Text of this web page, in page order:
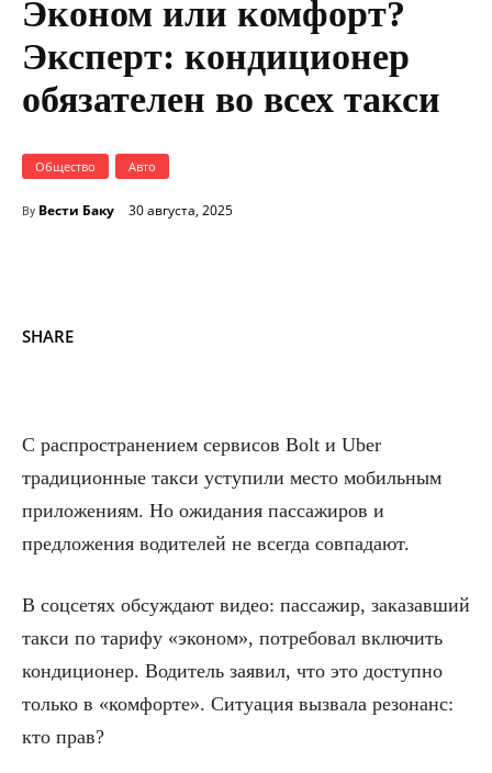
Эконом или комфорт?
Эксперт: кондиционер
обязателен во всех такси
Общество Авто
By Вести Баку 30 августа, 2025
SHARE
С распространением сервисов Bolt и Uber
традиционные такси уступили место мобильным
приложениям. Но ожидания пассажиров и
предложения водителей не всегда совпадают.
В соцсетях обсуждают видео: пассажир, заказавший
такси по тарифу «эконом», потребовал включить
кондиционер. Водитель заявил, что это доступно
только в «комфорте». Ситуация вызвала резонанс:
кто прав?